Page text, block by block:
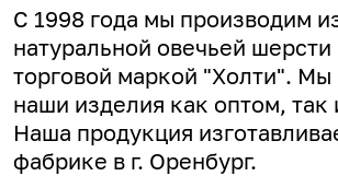
С 1998 года мы производим
натуральной овечьей
торговой маркой "Холти". Мы
наши изделия как оптом, так
Наша продукция
фабрике в г. Оренбург.